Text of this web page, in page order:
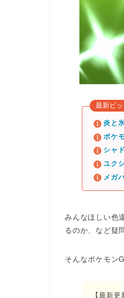
最新ピ
炎と
ポケ
シャ
ユク
メガ
みんなほしい色
るのか、など疑
そんなポケモン
【最新更